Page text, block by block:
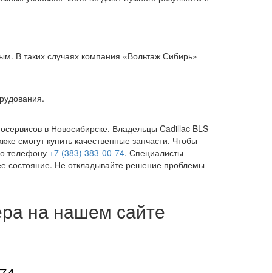
В таких случаях компания «Вольтаж Сибирь»
в Новосибирске. Владельцы Cadillac BLS
смогут купить качественные запчасти. Чтобы
телефону +7 (383) 383-00-74. Специалисты
состояние. Не откладывайте решение проблемы
на нашем сайте